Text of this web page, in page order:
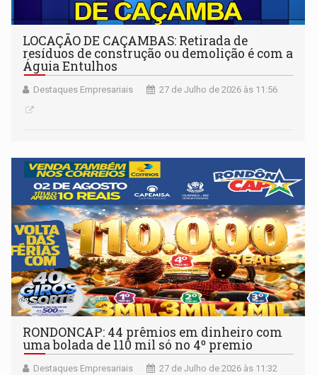
LOCAÇÃO DE CAÇAMBAS: Retirada de
resíduos de construção ou demolição é com a
Águia Entulhos
Destaques Empresariais 27 de Julho de 2026 às 11:56
RONDONCAP: 44 prêmios em dinheiro com
uma bolada de 110 mil só no 4º premio
Destaques Empresariais 27 de Julho de 2026 às 11:32